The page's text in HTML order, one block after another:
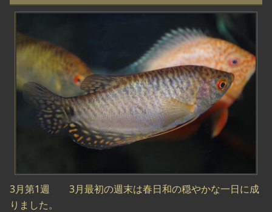
3月第1週 3月最初の週末は春日和の穏やかな一日に成
りました。